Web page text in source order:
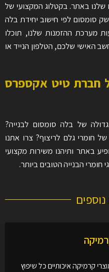
שלנו באתר. בקטלוג המקצועי של
סומסום לפי חישוב יחידת בלה
מערכת ההזמנות שלנו, תוכלו
האישי שלכם, הטלפון הנייד או
חברת טיט אקספרס
של בלה סומסום לבנייה?
חומרי גלם לריצוף? צרו אתנו
באתר ותיהנו משירות מקצועי
הבנייה הטובים ביותר.
קרמיקה איכותיים כל שיפוץ